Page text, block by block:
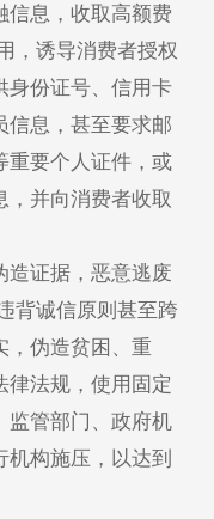
信息，收取高额费
，诱导消费者授权
身份证号、信用卡
信息，甚至要求邮
重要个人证件，或
，并向消费者收取
造证据，恶意逃废
背诚信原则甚至跨
，伪造贫困、重
律法规，使用固定
监管部门、政府机
构施压，以达到